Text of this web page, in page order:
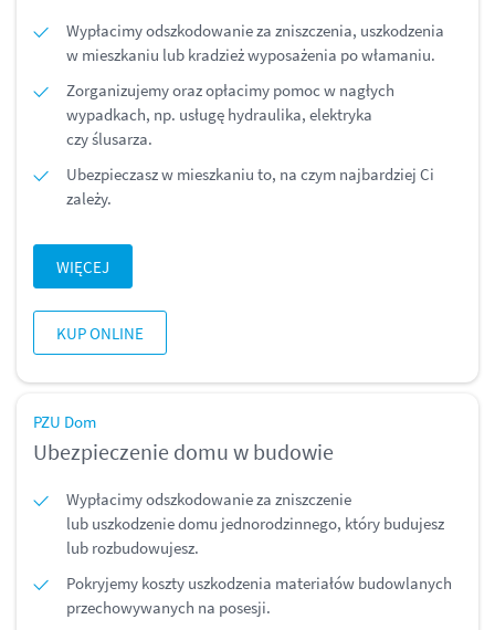
Wypłacimy odszkodowanie za zniszczenia, uszkodzenia
w mieszkaniu lub kradzież wyposażenia po włamaniu.
Zorganizujemy oraz opłacimy pomoc w nagłych
wypadkach, np. usługę hydraulika, elektryka
czy ślusarza.
Ubezpieczasz w mieszkaniu to, na czym najbardziej Ci
zależy.
WIĘCEJ
KUP ONLINE
PZU Dom
Ubezpieczenie domu w budowie
Wypłacimy odszkodowanie za zniszczenie
lub uszkodzenie domu jednorodzinnego, który budujesz
lub rozbudowujesz.
Pokryjemy koszty uszkodzenia materiałów budowlanych
przechowywanych na posesji.